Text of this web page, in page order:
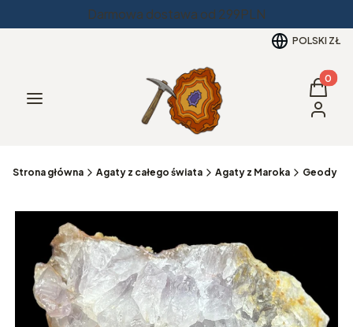
Darmowa dostawa od 299PLN
POLSKI ZŁ
Menu
Koszyk
Strona główna Agaty z całego świata Agaty z Maroka Geody